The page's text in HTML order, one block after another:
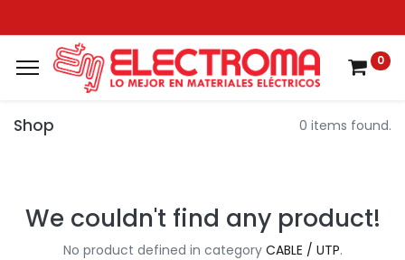
0
Shop 0 items found.
We couldn't find any product!
No product defined in category CABLE / UTP.